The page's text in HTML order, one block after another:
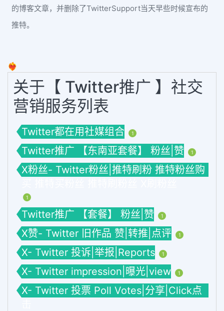
的博客文章，并删除了TwitterSupport当天早些时候宣布的
推特。
❤️‍🔥
关于【 Twitter推广 】社交
营销服务列表
Twitter都在用社媒组合 1
Twitter推广 【东南亚套餐】 粉丝|赞 1
X粉丝- Twitter粉丝|推特刷粉 推特粉丝购
1
Twitter推广 【套餐】 粉丝|赞 1
X赞- Twitter 旧作品 赞|转推|点评 1
X- Twitter 投诉|举报|Reports 1
X- Twitter impression|曝光|view 1
X- Twitter 投票 Poll Votes|分享|Click点